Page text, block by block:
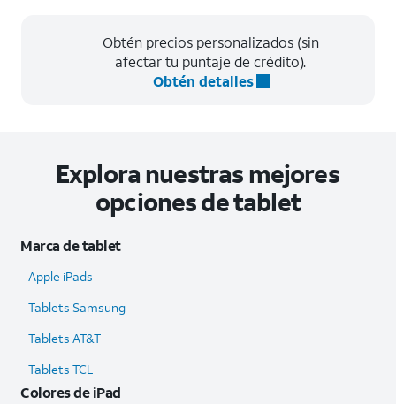
Obtén precios personalizados (sin
afectar tu puntaje de crédito).
Obtén detalles
Explora nuestras mejores
opciones de tablet
Marca de tablet
Apple iPads
Tablets Samsung
Tablets AT&T
Tablets TCL
Colores de iPad